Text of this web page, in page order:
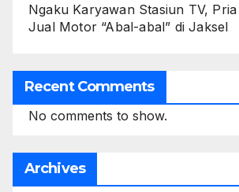
Ngaku Karyawan Stasiun TV,
Jual Motor “Abal-abal” di Jaksel
Recent Comments
No comments to show.
Archives